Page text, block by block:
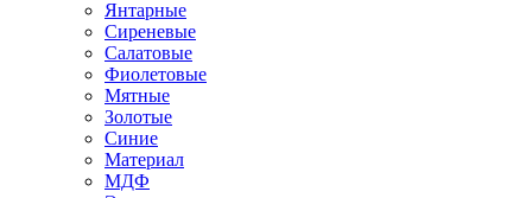
Янтарные
Сиреневые
Салатовые
Фиолетовые
Мятные
Золотые
Синие
Материал
МДФ